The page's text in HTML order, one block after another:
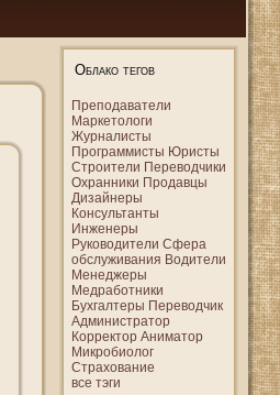
Облако тегов
Преподаватели
Маркетологи
Журналисты
Программисты Юристы
Строители Переводчики
Охранники Продавцы
Дизайнеры
Консультанты
Инженеры
Руководители Сфера
обслуживания Водители
Менеджеры
Медработники
Бухгалтеры Переводчик
Администратор
Корректор Аниматор
Микробиолог
Страхование
все тэги